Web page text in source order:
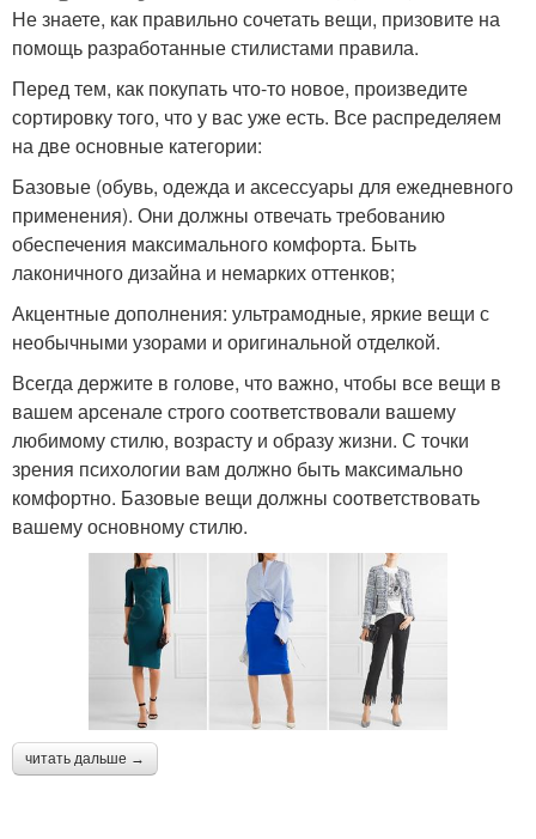
Не знаете, как правильно сочетать вещи, призовите на
помощь разработанные стилистами правила.
Перед тем, как покупать что-то новое, произведите
сортировку того, что у вас уже есть. Все распределяем
на две основные категории:
Базовые (обувь, одежда и аксессуары для ежедневного
применения). Они должны отвечать требованию
обеспечения максимального комфорта. Быть
лаконичного дизайна и немарких оттенков;
Акцентные дополнения: ультрамодные, яркие вещи с
необычными узорами и оригинальной отделкой.
Всегда держите в голове, что важно, чтобы все вещи в
вашем арсенале строго соответствовали вашему
любимому стилю, возрасту и образу жизни. С точки
зрения психологии вам должно быть максимально
комфортно. Базовые вещи должны соответствовать
вашему основному стилю.
читать дальше →